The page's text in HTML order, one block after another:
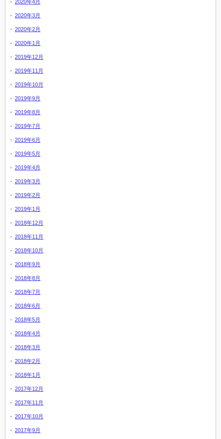
2020年4月
2020年3月
2020年2月
2020年1月
2019年12月
2019年11月
2019年10月
2019年9月
2019年8月
2019年7月
2019年6月
2019年5月
2019年4月
2019年3月
2019年2月
2019年1月
2018年12月
2018年11月
2018年10月
2018年9月
2018年8月
2018年7月
2018年6月
2018年5月
2018年4月
2018年3月
2018年2月
2018年1月
2017年12月
2017年11月
2017年10月
2017年9月